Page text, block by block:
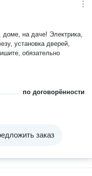
на даче! Электрика,
по договорённости
заказ